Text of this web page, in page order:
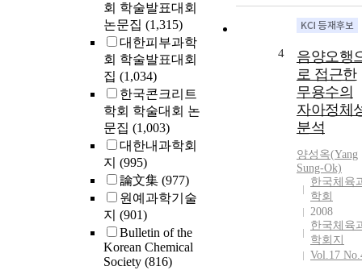
회 학술발표대회
논문집 (1,315)
대한피부과학
회 학술발표대회
집 (1,034)
한국콘크리트
학회 학술대회 논
문집 (1,003)
대한내과학회
지 (995)
論文集 (977)
원예과학기술
지 (901)
Bulletin of the
Korean Chemical
Society (816)
4
음양오행
로 접근한
무용수의
자아정체
분석
양성옥(Yang
Sung-Ok)
한국체육
학회
2008
한국체육
학회지
Vol.17